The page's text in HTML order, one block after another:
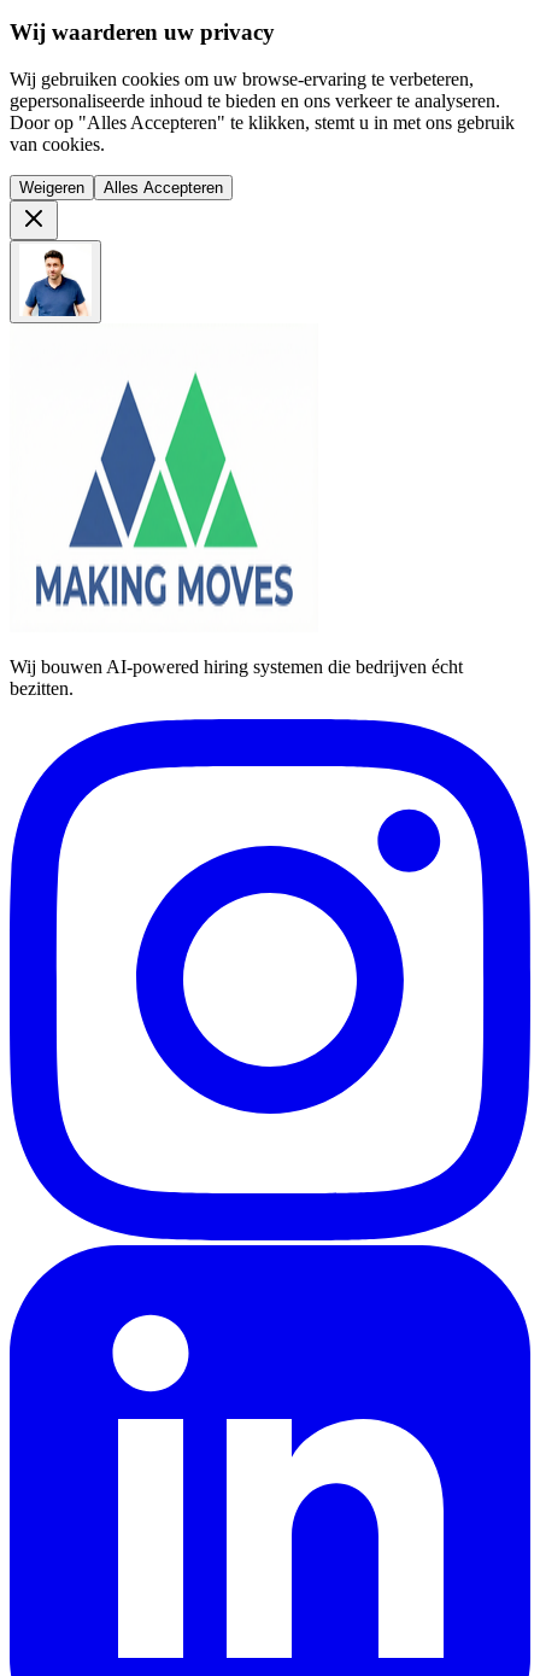
Wij waarderen uw privacy
Wij gebruiken cookies om uw browse-ervaring te verbeteren,
gepersonaliseerde inhoud te bieden en ons verkeer te analyseren.
Door op "Alles Accepteren" te klikken, stemt u in met ons gebruik
van cookies.
Weigeren Alles Accepteren
Wij bouwen AI-powered hiring systemen die bedrijven écht
bezitten.